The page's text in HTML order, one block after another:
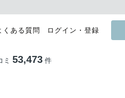
くある質問 ログイン・登録
ミ 53,473件